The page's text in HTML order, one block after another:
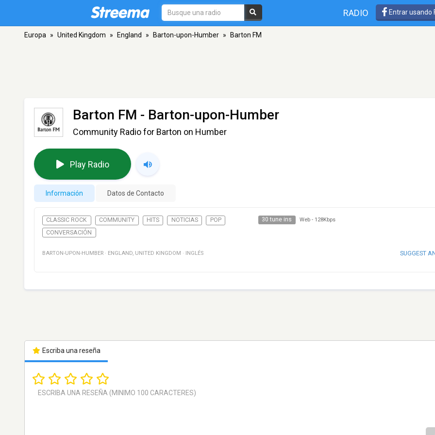
RADIO Entrar usando
Europa » United Kingdom » England » Barton-upon-Humber » Barton FM
Barton FM - Barton-upon-Humber
Community Radio for Barton on Humber
Play Radio
Información Datos de Contacto
CLASSIC ROCK COMMUNITY HITS NOTICIAS
POP
CONVERSACIÓN
30 tune ins Web - 128Kbps
BARTON-UPON-HUMBER · ENGLAND, UNITED KINGDOM · INGLÉS SUGGEST
Escriba una reseña